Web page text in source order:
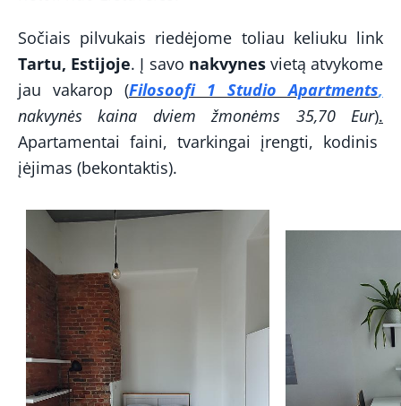
Sočiais pilvukais riedėjome toliau keliuku link
Tartu, Estijoje. Į savo nakvynesvietą atvykome
jau vakarop (Filosoofi 1 Studio Apartments,
nakvynės kaina dviem žmonėms 35,70 Eur).
Apartamentai faini, tvarkingai įrengti, kodinis
įėjimas (bekontaktis).